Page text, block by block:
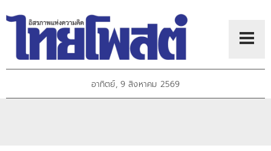
อาทิตย์, 9 สิงหาคม 2569